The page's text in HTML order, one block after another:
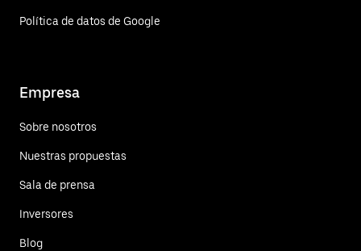
Política de datos de Google
Empresa
Sobre nosotros
Nuestras propuestas
Sala de prensa
Inversores
Blog